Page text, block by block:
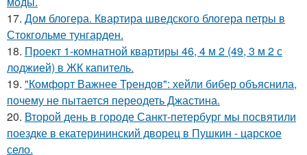
17. Дом блогера. Квартира шведского блогера петры в
Стокгольме тунгарден.
18. Проект 1-комнатной квартиры 46, 4 м 2 (49, 3 м 2 с
лоджией) в ЖК капитель.
19. "Комфорт Важнее Трендов": хейли бибер объяснила,
почему не пытается переодеть Джастина.
20. Второй день в городе Санкт-петербург мы посвятили
поездке в екатерининский дворец в Пушкин - царское
село.